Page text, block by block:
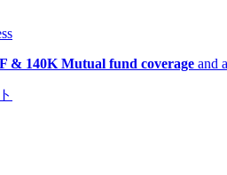
& 140K Mutual fund coverage and